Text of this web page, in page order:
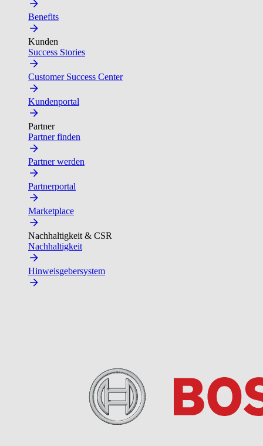
Benefits
Kunden
Success Stories
Customer Success Center
Kundenportal
Partner
Partner finden
Partner werden
Partnerportal
Marketplace
Nachhaltigkeit & CSR
Nachhaltigkeit
Hinweisgebersystem